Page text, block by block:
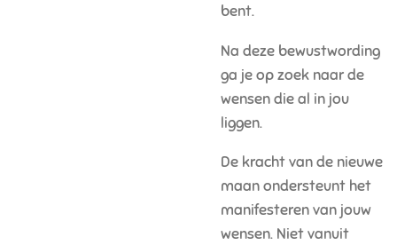
bent.
Na deze bewustwording
ga je op zoek naar de
wensen die al in jou
liggen.
De kracht van de nieuwe
maan ondersteunt het
manifesteren van jouw
wensen. Niet vanuit